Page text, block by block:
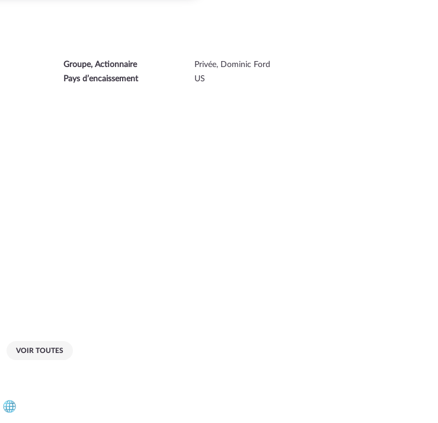
Groupe, Actionnaire
Privée, Dominic Ford
Pays d’encaissement
US
VOIR TOUTES